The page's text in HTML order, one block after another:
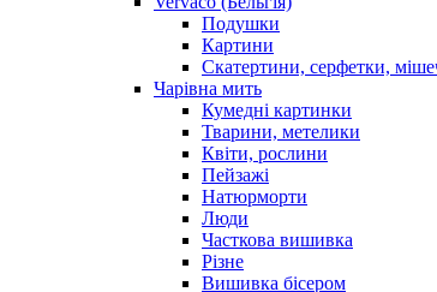
Подушки
Картини
Скатертини, серфетки,
Чарiвна мить
Кумедні картинки
Тварини, метелики
Квіти, рослини
Пейзажі
Натюрморти
Люди
Часткова вишивка
Різне
Вишивка бісером